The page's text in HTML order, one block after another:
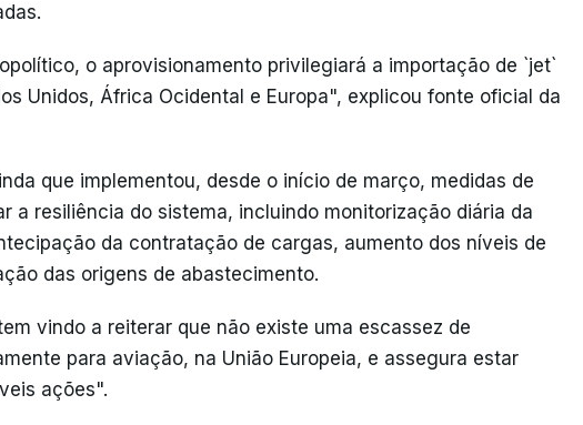
o aprovisionamento privilegiará a importação de `jet`
Unidos, África Ocidental e Europa", explicou fonte oficial da
que implementou, desde o início de março, medidas de
a resiliência do sistema, incluindo monitorização diária da
da contratação de cargas, aumento dos níveis de
das origens de abastecimento.
vindo a reiterar que não existe uma escassez de
para aviação, na União Europeia, e assegura estar
ações".